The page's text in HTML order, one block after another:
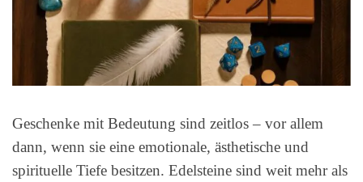
Geschenke mit Bedeutung sind zeitlos – vor allem
dann, wenn sie eine emotionale, ästhetische und
spirituelle Tiefe besitzen. Edelsteine sind weit mehr als